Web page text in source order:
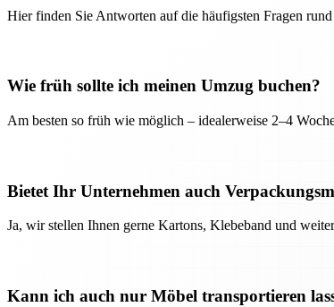
Hier finden Sie Antworten auf die häufigsten Fragen
Wie früh sollte ich meinen Umzug buchen?
Am besten so früh wie möglich – idealerweise 2–4
Bietet Ihr Unternehmen auch
Ja, wir stellen Ihnen gerne Kartons, Klebeband und
Kann ich auch nur Möbel transportieren